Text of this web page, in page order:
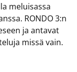
meluisassa
RONDO 3:n
ja antavat
missä vain.